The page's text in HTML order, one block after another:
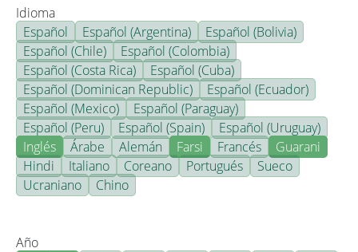
Idioma
Español
Español (Argentina)
Español (Bolivia)
Español (Chile)
Español (Colombia)
Español (Costa Rica)
Español (Cuba)
Español (Dominican Republic)
Español (Ecuador)
Español (Mexico)
Español (Paraguay)
Español (Peru)
Español (Spain)
Español (Uruguay)
Inglés
Árabe Alemán Farsi Francés
Guarani
Hindi
Italiano Coreano Portugués
Sueco
Ucraniano
Chino
Año